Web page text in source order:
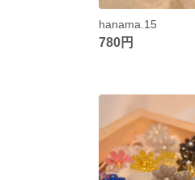
hanama.15
780円